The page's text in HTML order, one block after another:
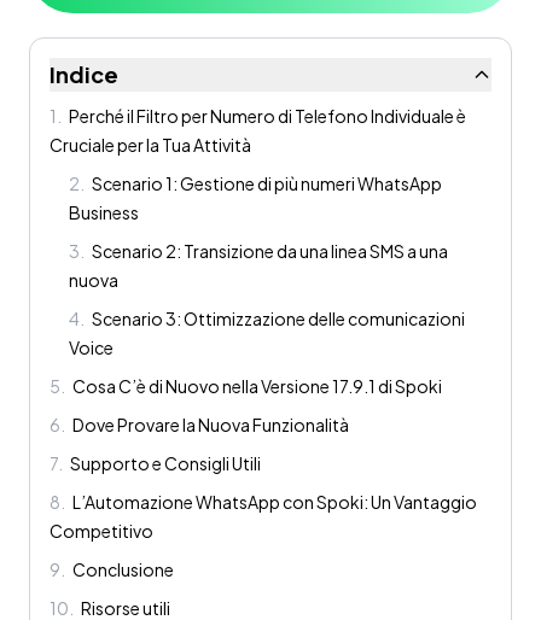
Indice
1
Perché il Filtro per Numero di Telefono Individuale è
Cruciale per la Tua Attività
2
Scenario 1: Gestione di più numeri WhatsApp
Business
3
Scenario 2: Transizione da una linea SMS a una
nuova
4
Scenario 3: Ottimizzazione delle comunicazioni
Voice
5
Cosa C’è di Nuovo nella Versione 17.9.1 di Spoki
6
Dove Provare la Nuova Funzionalità
7 Supporto e Consigli Utili
8
L’Automazione WhatsApp con Spoki: Un Vantaggio
Competitivo
9
Conclusione
10
Risorse utili